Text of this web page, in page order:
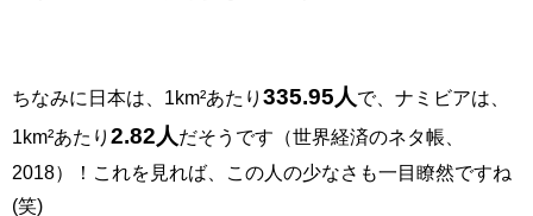
ちなみに日本は、1km²あたり 335.95人 で、ナミビアは、
1km²あたり 2.82人 だそうです（世界経済のネタ帳、
2018）！これを見れば、この人の少なさも一目瞭然ですね
(笑)